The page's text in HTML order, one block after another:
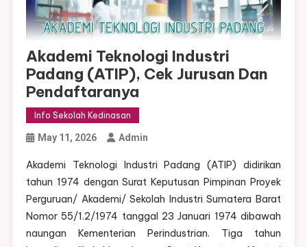
Akademi Teknologi Industri
Padang (ATIP), Cek Jurusan Dan
Pendaftaranya
Info Sekolah Kedinasan
May 11, 2026 Admin
Akademi Teknologi Industri Padang (ATIP) didirikan
tahun 1974 dengan Surat Keputusan Pimpinan Proyek
Perguruan/ Akademi/ Sekolah Industri Sumatera Barat
Nomor 55/1.2/1974 tanggal 23 Januari 1974 dibawah
naungan Kementerian Perindustrian. Tiga tahun